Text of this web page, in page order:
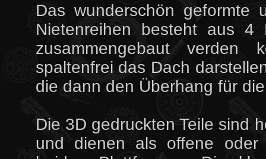
Das wunderschön geformte
Nietenreihen besteht aus 4
zusammengebaut
spaltenfrei das Dach
die dann den Überhang für
Die 3D gedruckten Teile sind
und dienen als offene oder